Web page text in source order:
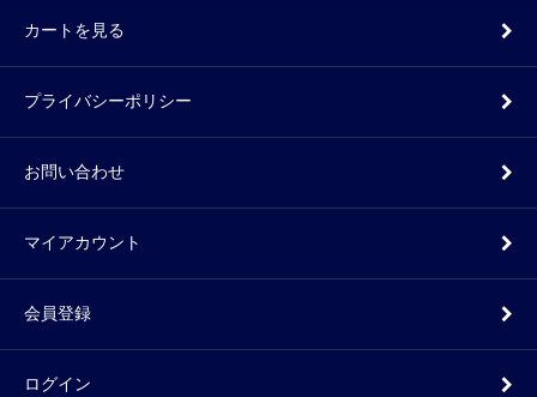
カートを見る
プライバシーポリシー
お問い合わせ
マイアカウント
会員登録
ログイン